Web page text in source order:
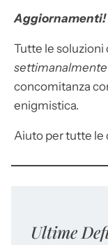
Aggiornamenti!
Tutte le soluzioni
settimanalmente
concomitanza
enigmistica.
Aiuto per tutte le
Ultime